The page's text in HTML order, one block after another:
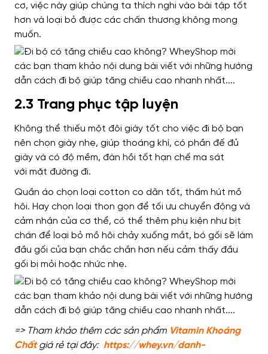
cơ, việc này giúp chúng ta thích nghi vào bài tập tốt
hơn và loại bỏ được các chấn thương không mong
muốn.
2.3 Trang phục tập luyện
Không thể thiếu một đôi giày tốt cho việc đi bộ bạn
nên chọn giày nhẹ, giúp thoáng khí, có phần đế đủ
giày và có độ mềm, đàn hồi tốt hạn chế ma sát
với mặt đường đi.
Quần áo chọn loại cotton co dãn tốt, thấm hút mồ
hôi. Hay chọn loại thon gọn để tối ưu chuyển động và
cảm nhận của cơ thể, có thể thêm phụ kiện như bịt
chán để loại bỏ mồ hôi chảy xuống mắt, bó gối sẽ làm
đầu gối của bạn chắc chắn hơn nếu cảm thấy đầu
gối bị mỏi hoặc nhức nhẹ.
=> Tham khảo thêm các sản phẩm Vitamin Khoáng
Chấtgiá rẻ tại đây: https://whey.vn/danh-